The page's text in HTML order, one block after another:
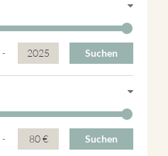
- 2025 Suchen
- 80 € Suchen